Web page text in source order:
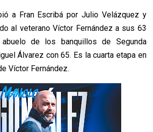
a Fran Escribá por Julio Velázquez y
al veterano Víctor Fernández a sus 63
de los banquillos de Segunda
Álvarez con 65. Es la cuarta etapa en
Víctor Fernández.